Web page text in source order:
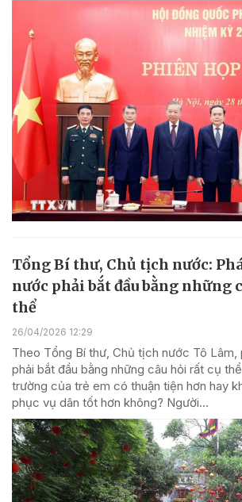
Tổng Bí thư, Chủ tịch nước:
nước phải bắt đầu bằng những
thể
26/04/2026 12:29
Theo Tổng Bí thư, Chủ tịch nước Tô Lâm,
phải bắt đầu bằng những câu hỏi rất cụ
trường của trẻ em có thuận tiện hơn hay
phục vụ dân tốt hơn không? Người...